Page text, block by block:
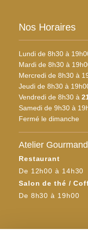
Nos Horaires
Lundi de 8h30 à
Mardi de 8h30 à
Mercredi de 8h30 à
Jeudi de 8h30 à
Vendredi de 8h30 à
Samedi de 9h30 à
Fermé le dimanche
Atelier Gourmand
Restaurant
De 12h00 à 14h30
Salon de thé /
De 8h30 à 19h00